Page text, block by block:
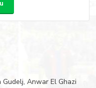
Gudelj, Anwar El Ghazi